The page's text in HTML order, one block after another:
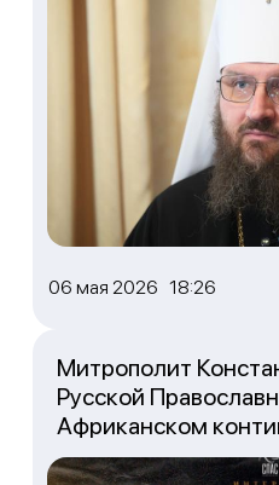
06 мая 2026 18:26
Митрополит
Русской
Африканском